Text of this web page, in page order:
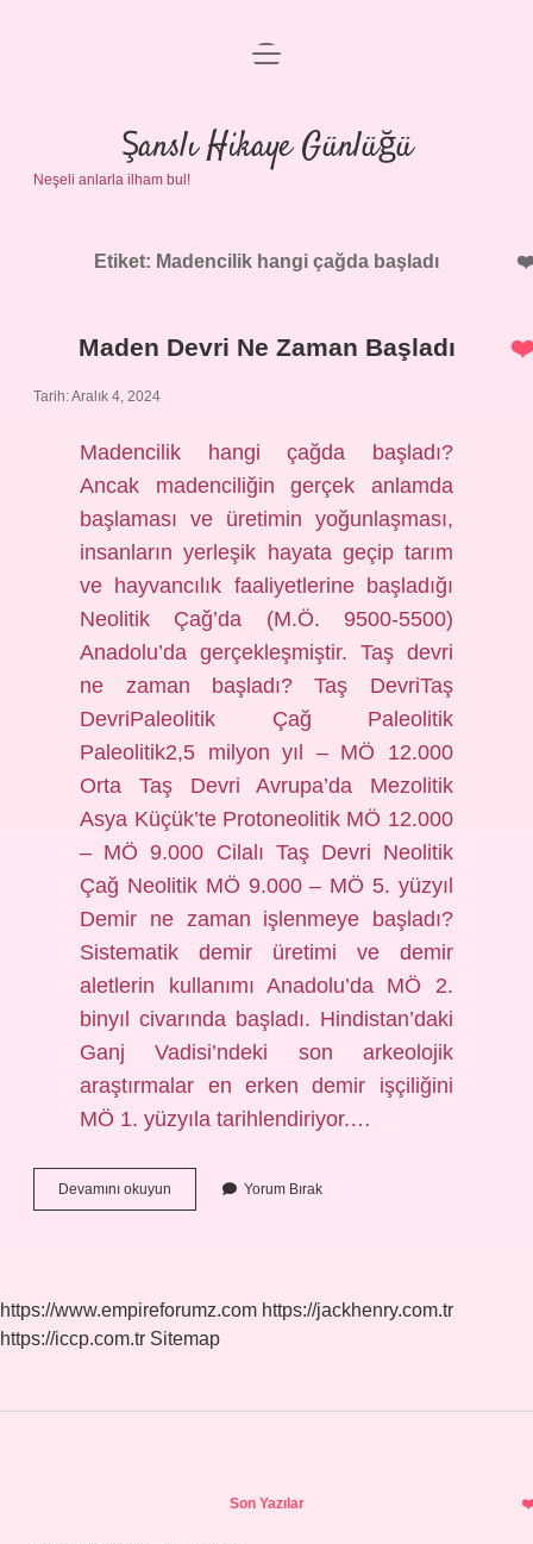
Anasayfa
Gizlilik Politikası
menüyü
Şanslı Hikaye Günlüğü
Neşeli anlarla ilham bul!
Etiket: Madencilik hangi çağda başladı
Maden Devri Ne Zaman Başladı
Tarih: Aralık 4, 2024
Madencilik hangi çağda başladı?
Ancak madenciliğin gerçek anlamda
başlaması ve üretimin yoğunlaşması,
insanların yerleşik hayata geçip tarım
ve hayvancılık faaliyetlerine başladığı
Neolitik Çağ’da (M.Ö. 9500-5500)
Anadolu’da gerçekleşmiştir. Taş devri
ne zaman başladı? Taş DevriTaş
DevriPaleolitik Çağ Paleolitik
Paleolitik2,5 milyon yıl – MÖ 12.000
Orta Taş Devri Avrupa’da Mezolitik
Asya Küçük’te Protoneolitik MÖ 12.000
– MÖ 9.000 Cilalı Taş Devri Neolitik
Çağ Neolitik MÖ 9.000 – MÖ 5. yüzyıl
Demir ne zaman işlenmeye başladı?
Sistematik demir üretimi ve demir
aletlerin kullanımı Anadolu’da MÖ 2.
binyıl civarında başladı. Hindistan’daki
Ganj Vadisi’ndeki son arkeolojik
araştırmalar en erken demir işçiliğini
MÖ 1. yüzyıla tarihlendiriyor.…
Devamını okuyun
Devri
Yorum Bırak
https://www.empireforumz.com https://jackhenry.com.tr
https://iccp.com.tr Sitemap
Son Yazılar